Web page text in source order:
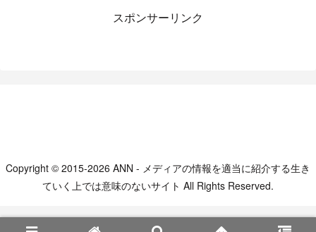
スポンサーリンク
Copyright © 2015-2026 ANN - メディアの情報を適当に紹介する生き
ていく上では意味のないサイト All Rights Reserved.